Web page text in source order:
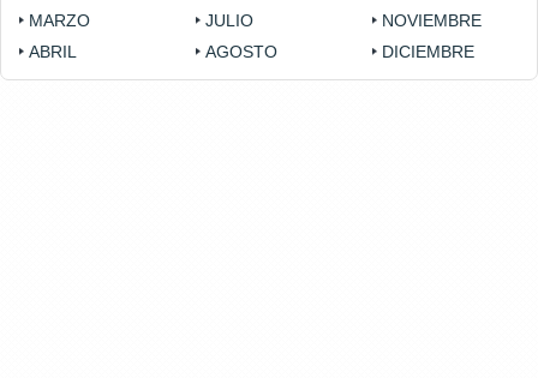
MARZO
ABRIL
JULIO
AGOSTO
NOVIEMBRE
DICIEMBRE